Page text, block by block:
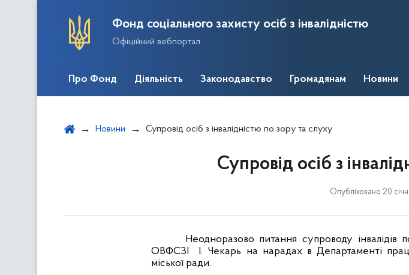
Фонд соціального захисту осіб з інвалідністю
Офіційний вебпортал
Про Фонд Діяльність Законодавство Громадянам Новини
Новини Супровід осіб з інвалідністю по зору та слуху
Супровід осіб з
Опубліковано 20
Неодноразово питання супроводу
ОВФСЗІ
І. Чекарь на нарадах в Департаменті
міської ради.